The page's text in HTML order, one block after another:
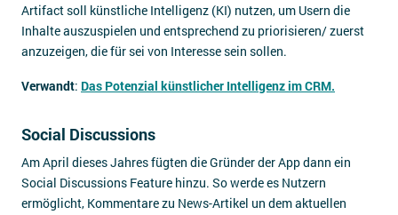
Artifact soll künstliche Intelligenz (KI) nutzen, um Usern die
Inhalte auszuspielen und entsprechend zu priorisieren/ zuerst
anzuzeigen, die für sei von Interesse sein sollen.
Verwandt: Das Potenzial künstlicher Intelligenz im CRM.
Social Discussions
Am April dieses Jahres fügten die Gründer der App dann ein
Social Discussions Feature hinzu. So werde es Nutzern
ermöglicht, Kommentare zu News-Artikel un dem aktuellen